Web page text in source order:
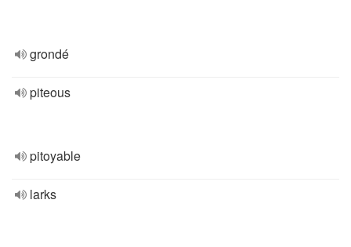
grondé
piteous
pitoyable
larks